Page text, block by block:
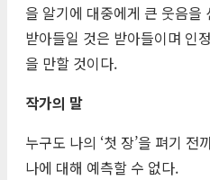
을 알기에 대중에게 큰 웃음
받아들일 것은 받아들이며 인
을 만할 것이다.
작가의 말
누구도 나의 ‘첫 장’을 펴기 전
나에 대해 예측할 수 없다.